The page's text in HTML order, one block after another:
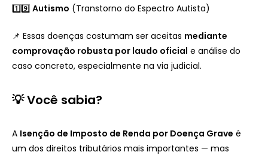
1️⃣9️⃣ Autismo (Transtorno do Espectro Autista)
📌 Essas doenças costumam ser aceitas mediante
comprovação robusta por laudo oficial e análise do
caso concreto, especialmente na via judicial.
💡 Você sabia?
A Isenção de Imposto de Renda por Doença Grave é
um dos direitos tributários mais importantes — mas